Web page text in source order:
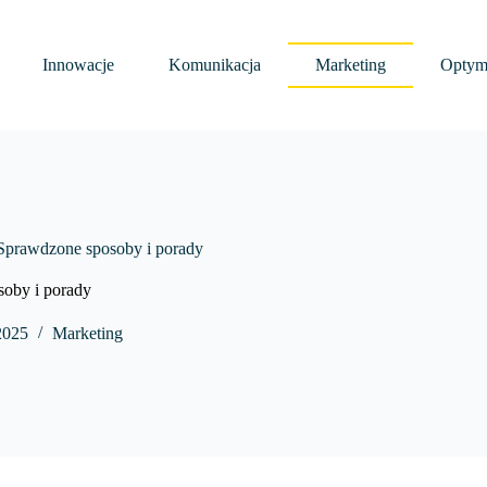
Innowacje Komunikacja Marketing
sposoby i porady
i porady
Marketing